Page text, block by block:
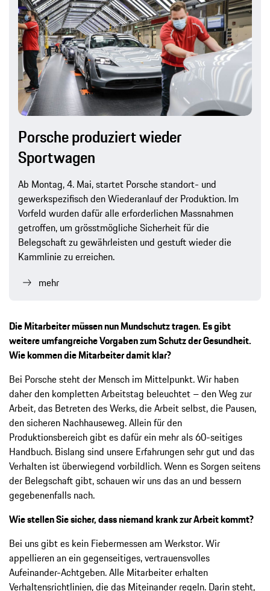
Porsche produziert wieder
Sportwagen
Ab Montag, 4. Mai, startet Porsche standort- und
gewerkspezifisch den Wiederanlauf der Produktion. Im
Vorfeld wurden dafür alle erforderlichen Massnahmen
getroffen, um grösstmögliche Sicherheit für die
Belegschaft zu gewährleisten und gestuft wieder die
Kammlinie zu erreichen.
mehr
Die Mitarbeiter müssen nun Mundschutz tragen. Es gibt
weitere umfangreiche Vorgaben zum Schutz der Gesundheit.
Wie kommen die Mitarbeiter damit klar?
Bei Porsche steht der Mensch im Mittelpunkt. Wir haben
daher den kompletten Arbeitstag beleuchtet – den Weg zur
Arbeit, das Betreten des Werks, die Arbeit selbst, die Pausen,
den sicheren Nachhauseweg. Allein für den
Produktionsbereich gibt es dafür ein mehr als 60-seitiges
Handbuch. Bislang sind unsere Erfahrungen sehr gut und das
Verhalten ist überwiegend vorbildlich. Wenn es Sorgen seitens
der Belegschaft gibt, schauen wir uns das an und bessern
gegebenenfalls nach.
Wie stellen Sie sicher, dass niemand krank zur Arbeit kommt?
Bei uns gibt es kein Fiebermessen am Werkstor. Wir
appellieren an ein gegenseitiges, vertrauensvolles
Aufeinander-Achtgeben. Alle Mitarbeiter erhalten
Verhaltensrichtlinien, die das Miteinander regeln. Darin steht,